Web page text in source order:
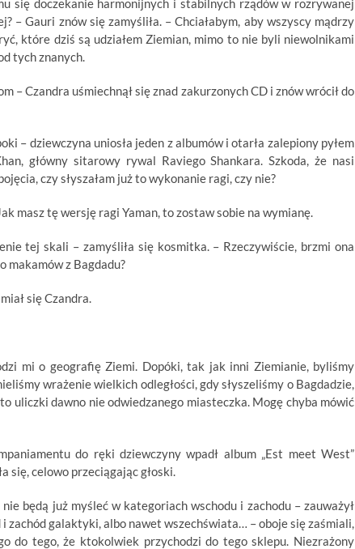
się doczekanie harmonijnych i stabilnych rządów w rozrywanej
– Gauri znów się zamyśliła. – Chciałabym, aby wszyscy mądrzy
które dziś są udziałem Ziemian, mimo to nie byli niewolnikami
tych znanych.
– Czandra uśmiechnął się znad zakurzonych CD i znów wrócił do
– dziewczyna uniosła jeden z albumów i otarła zalepiony pyłem
główny sitarowy rywal Raviego Shankara. Szkoda, że nasi
czy słyszałam już to wykonanie ragi, czy nie?
masz tę wersję ragi Yaman, to zostaw sobie na wymianę.
tej skali – zamyśliła się kosmitka. – Rzeczywiście, brzmi ona
makamów z Bagdadu?
się Czandra.
mi o geografię Ziemi. Dopóki, tak jak inni Ziemianie, byliśmy
wrażenie wielkich odległości, gdy słyszeliśmy o Bagdadzie,
uliczki dawno nie odwiedzanego miasteczka. Mogę chyba mówić
do ręki dziewczyny wpadł album „Est meet West”
się, celowo przeciągając głoski.
będą już myśleć w kategoriach wschodu i zachodu – zauważył
zachód galaktyki, albo nawet wszechświata… – oboje się zaśmiali,
do tego, że ktokolwiek przychodzi do tego sklepu. Niezrażony